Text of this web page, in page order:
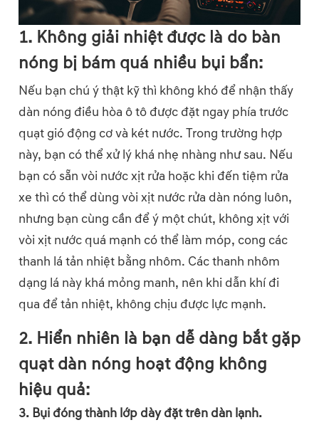
1. Không giải nhiệt được là do bàn
nóng bị bám quá nhiều bụi bẩn:
Nếu bạn chú ý thật kỹ thì không khó để nhận thấy
dàn nóng điều hòa ô tô được đặt ngay phía trước
quạt gió động cơ và két nước. Trong trường hợp
này, bạn có thể xử lý khá nhẹ nhàng như sau. Nếu
bạn có sẵn vòi nước xịt rửa hoặc khi đến tiệm rửa
xe thì có thể dùng vòi xịt nước rửa dàn nóng luôn,
nhưng bạn cùng cần để ý một chút, không xịt với
vòi xịt nước quá mạnh có thể làm móp, cong các
thanh lá tản nhiệt bằng nhôm. Các thanh nhôm
dạng lá này khá mỏng manh, nên khi dẫn khí đi
qua để tản nhiệt, không chịu được lực mạnh.
2. Hiển nhiên là bạn dễ dàng bắt gặp
quạt dàn nóng hoạt động không
hiệu quả:
3. Bụi đóng thành lớp dày đặt trên dàn lạnh.